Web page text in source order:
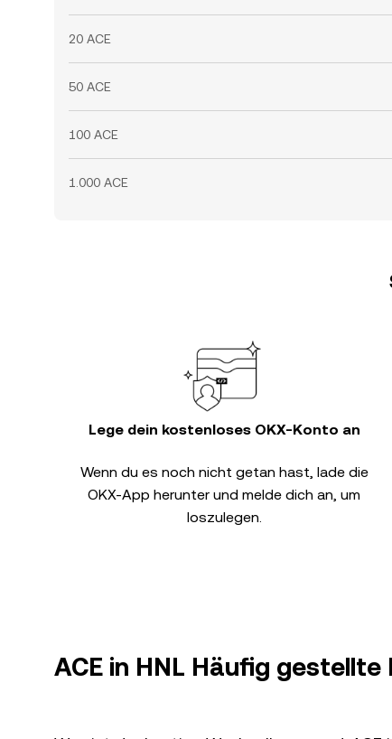
20 ACE
50 ACE
100 ACE
1.000 ACE
Lege dein kostenloses OKX-Konto an
Wenn du es noch nicht getan hast, lade die
OKX-App herunter und melde dich an, um
loszulegen.
ACE in HNL Häufig gestellte